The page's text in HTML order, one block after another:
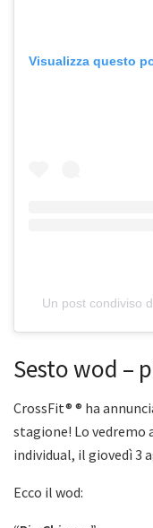
Visualizza questo
Un post condiviso
Sesto wod –
CrossFit® ® ha
stagione! Lo
individual, il giovedì 3
Ecco il wod: